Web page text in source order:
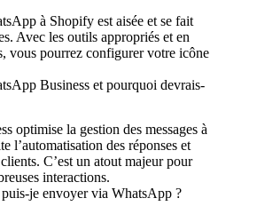
à Shopify est aisée et se fait
Avec les outils appropriés et en
vous pourrez configurer votre icône
Business et pourquoi devrais-
optimise la gestion des messages à
l’automatisation des réponses et
C’est un atout majeur pour
interactions.
puis-je envoyer via WhatsApp ?